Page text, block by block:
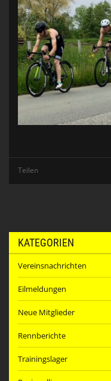
Teilen
KATEGORIEN
Vereinsnachrichten
Eilmeldungen
Neue Mitglieder
Rennberichte
Trainingslager